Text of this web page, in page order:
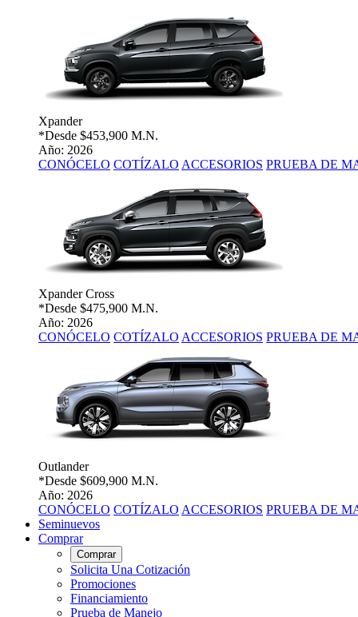
Xpander
*Desde $453,900 M.N.
Año: 2026
CONÓCELO COTÍZALO ACCESORIOS PRUEBA DE
Xpander Cross
*Desde $475,900 M.N.
Año: 2026
CONÓCELO COTÍZALO ACCESORIOS PRUEBA DE
Outlander
*Desde $609,900 M.N.
Año: 2026
CONÓCELO COTÍZALO ACCESORIOS PRUEBA DE
Seminuevos
Comprar
Comprar
Solicita Una Cotización
Promociones
Financiamiento
Prueba de Manejo